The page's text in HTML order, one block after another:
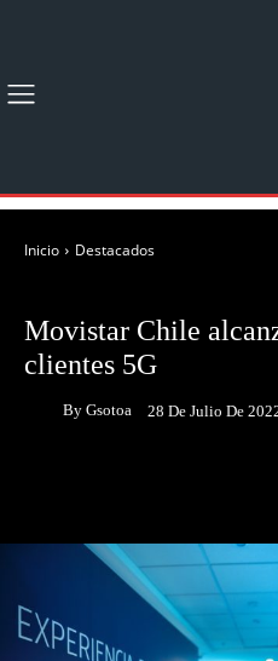
Inicio Destacados
Movistar Chile
clientes 5G
By Gsotoa 28 De Julio De